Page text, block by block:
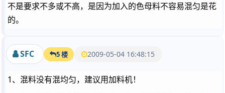
不是要求不多或不高，是因为加入的色母料不容易混匀是花
的。
SFC 5 楼 2009-05-04 16:48:15
1、混料没有混均匀，建议用加料机！